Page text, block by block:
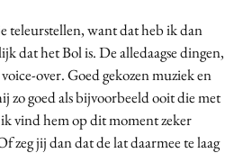
teleurstellen, want dat heb ik dan
dat het Bol is. De alledaagse dingen,
over. Goed gekozen muziek en
zo goed als bijvoorbeeld ooit die met
vind hem op dit moment zeker
zeg jij dan dat de lat daarmee te laag